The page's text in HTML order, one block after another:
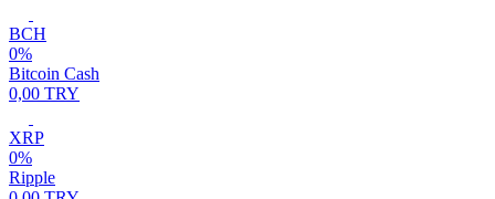
BCH
0%
Bitcoin Cash
0,00 TRY
XRP
0%
Ripple